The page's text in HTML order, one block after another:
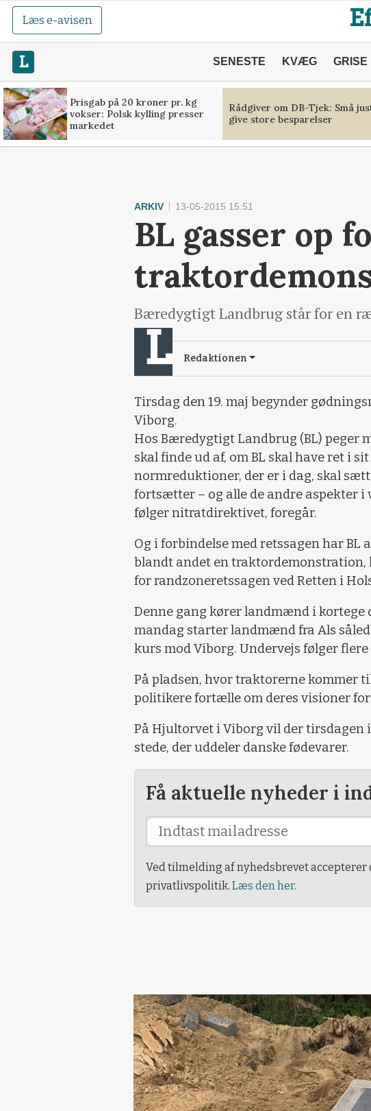
Læs e-avisen
SENESTE KVÆG GRISE
Prisgab på 20 kroner pr. kg
vokser: Polsk kylling presser
markedet
Rådgiver om DB-Tjek: Små
give store besparelser
ARKIV 13-05-2015 15:51
BL gasser op
Bæredygtigt Landbrug står for en
Redaktionen
Tirsdag den 19. maj begynder
Viborg.
Hos Bæredygtigt Landbrug (BL) peger
skal finde ud af, om BL skal have ret i
normreduktioner, der er i dag, skal
fortsætter – og alle de andre aspekter i
følger nitratdirektivet, foregår.
Og i forbindelse med retssagen har BL
blandt andet en traktordemonstration,
for randzoneretssagen ved Retten i
Denne gang kører landmænd i kortege
mandag starter landmænd fra Als
kurs mod Viborg. Undervejs følger
På pladsen, hvor traktorerne kommer
politikere fortælle om deres visioner
På Hjultorvet i Viborg vil der
stede, der uddeler danske fødevarer.
Få aktuelle nyheder i
Ved tilmelding af nyhedsbrevet accepterer
privatlivspolitik. Læs den her.